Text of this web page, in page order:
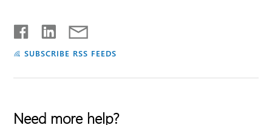
SUBSCRIBE RSS FEEDS
Need more help?